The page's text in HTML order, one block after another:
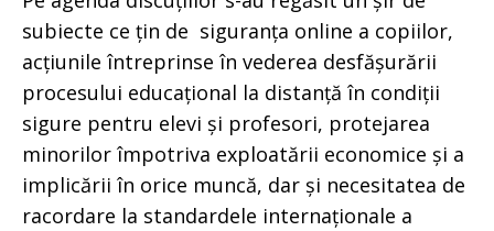
subiecte ce țin de siguranța online a copiilor,
acțiunile întreprinse în vederea desfășurării
procesului educațional la distanță în condiții
sigure pentru elevi și profesori, protejarea
minorilor împotriva exploatării economice și a
implicării în orice muncă, dar și necesitatea de
racordare la standardele internaționale a